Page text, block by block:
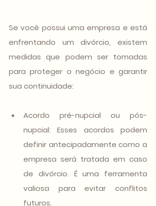
Se você possui uma empresa e está
enfrentando um divórcio, existem
medidas que podem ser tomadas
para proteger o negócio e garantir
sua continuidade:
Acordo pré-nupcial ou pós-
nupcial: Esses acordos podem
definir antecipadamente como a
empresa será tratada em caso
de divórcio. É uma ferramenta
valiosa para evitar conflitos
futuros.